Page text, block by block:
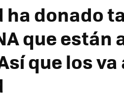
ha donado
que están
que los